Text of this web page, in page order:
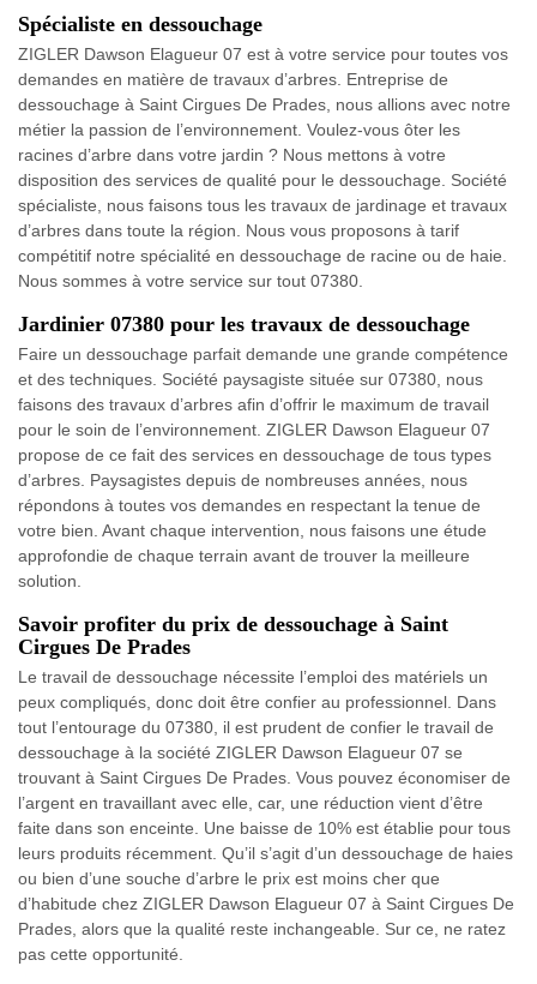
Spécialiste en dessouchage
ZIGLER Dawson Elagueur 07 est à votre service pour toutes vos
demandes en matière de travaux d’arbres. Entreprise de
dessouchage à Saint Cirgues De Prades, nous allions avec notre
métier la passion de l’environnement. Voulez-vous ôter les
racines d’arbre dans votre jardin ? Nous mettons à votre
disposition des services de qualité pour le dessouchage. Société
spécialiste, nous faisons tous les travaux de jardinage et travaux
d’arbres dans toute la région. Nous vous proposons à tarif
compétitif notre spécialité en dessouchage de racine ou de haie.
Nous sommes à votre service sur tout 07380.
Jardinier 07380 pour les travaux de dessouchage
Faire un dessouchage parfait demande une grande compétence
et des techniques. Société paysagiste située sur 07380, nous
faisons des travaux d’arbres afin d’offrir le maximum de travail
pour le soin de l’environnement. ZIGLER Dawson Elagueur 07
propose de ce fait des services en dessouchage de tous types
d’arbres. Paysagistes depuis de nombreuses années, nous
répondons à toutes vos demandes en respectant la tenue de
votre bien. Avant chaque intervention, nous faisons une étude
approfondie de chaque terrain avant de trouver la meilleure
solution.
Savoir profiter du prix de dessouchage à Saint
Cirgues De Prades
Le travail de dessouchage nécessite l’emploi des matériels un
peux compliqués, donc doit être confier au professionnel. Dans
tout l’entourage du 07380, il est prudent de confier le travail de
dessouchage à la société ZIGLER Dawson Elagueur 07 se
trouvant à Saint Cirgues De Prades. Vous pouvez économiser de
l’argent en travaillant avec elle, car, une réduction vient d’être
faite dans son enceinte. Une baisse de 10% est établie pour tous
leurs produits récemment. Qu’il s’agit d’un dessouchage de haies
ou bien d’une souche d’arbre le prix est moins cher que
d’habitude chez ZIGLER Dawson Elagueur 07 à Saint Cirgues De
Prades, alors que la qualité reste inchangeable. Sur ce, ne ratez
pas cette opportunité.